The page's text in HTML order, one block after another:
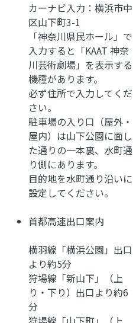
カーナビ入力：横浜市中
区山下町3-1
「神奈川県民ホール」で
入力すると「KAAT 神奈
川芸術劇場」を表示する
機種があります。
必ず住所で入力してくだ
さい。
駐車場の入り口（屋外・
屋内）は山下公園に面し
た通りの一本裏、水町通
り側にあります。
目的地を水町通り沿いに
設定してください。
首都高速出口案内
横羽線「横浜公園」出口
より約5分
狩場線「新山下」（上
り・下り）出口より約6
分